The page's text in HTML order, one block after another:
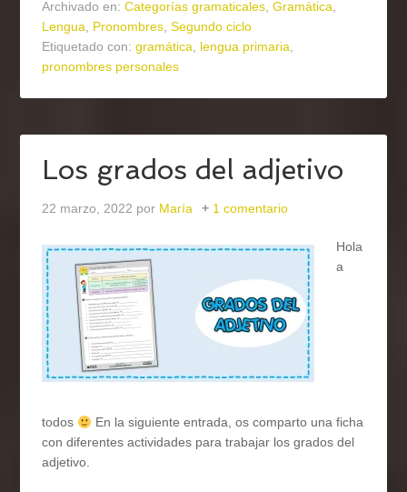
Archivado en:Categorías gramaticales,Gramática,
Lengua, Pronombres,Segundo ciclo
Etiquetado con:gramática, lengua primaria,
pronombres personales
Los grados del adjetivo
22 marzo, 2022 por María 1 comentario
Hola
a
todos
En la siguiente entrada, os comparto una ficha
con diferentes actividades para trabajar los grados del
adjetivo.